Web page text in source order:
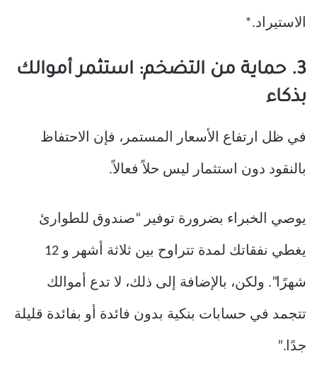
الاستيراد.*
3. حماية من التضخم: استثمر أموالك
بذكاء
في ظل ارتفاع الأسعار المستمر، فإن الاحتفاظ
بالنقود دون استثمار ليس حلاً فعالاً.
يوصي الخبراء بضرورة توفير “صندوق للطوارئ
يغطي نفقاتك لمدة تتراوح بين ثلاثة أشهر و 12
شهرًا”. ولكن، بالإضافة إلى ذلك، لا تدع أموالك
تتجمد في حسابات بنكية بدون فائدة أو بفائدة قليلة
جدًا.”